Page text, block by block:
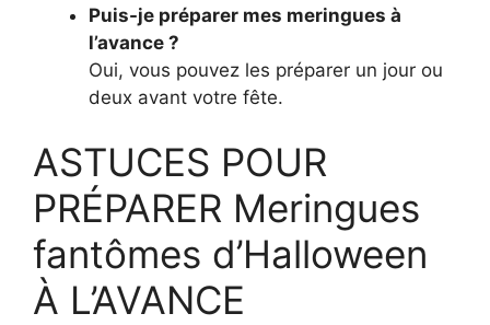
Puis-je préparer mes meringues à
l’avance ?
Oui, vous pouvez les préparer un jour ou
deux avant votre fête.
ASTUCES POUR
PRÉPARER Meringues
fantômes d’Halloween
À L’AVANCE